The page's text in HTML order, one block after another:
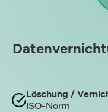
Löschung /
ISO-Norm